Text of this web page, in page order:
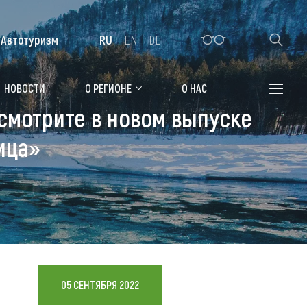
Алтайская зимовка
Где остановиться
Санатории
Гостиницы, отели
Коттеджи, базы
Сельские усадьбы
Мотели, придорожные отели
НОВОСТИ О РЕГИОНЕ О НАС
Автотуризм RU EN DE
в новом выпуске
05 СЕНТЯБРЯ 2022